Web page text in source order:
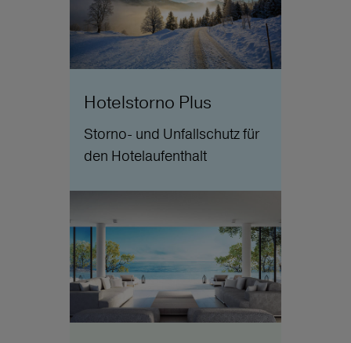
Hotelstorno Plus
Storno- und Unfallschutz für
den Hotelaufenthalt